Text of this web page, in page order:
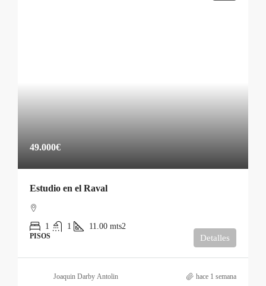
49.000€
Estudio en el Raval
1 1 11.00 mts2
PISOS Detalles
Joaquin Darby Antolin hace 1 semana